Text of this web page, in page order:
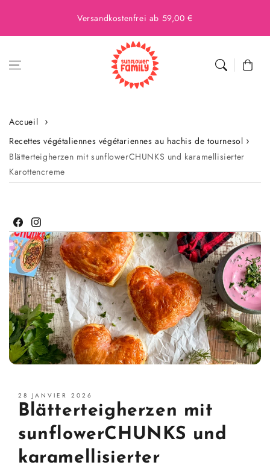
Versandkostenfrei ab 59,00 €
Panier
Accueil
Recettes végétaliennes végétariennes au hachis de tournesol
Blätterteigherzen mit sunflowerCHUNKS und karamellisierter
Karottencreme
Facebook
Instagram
28 JANVIER 2026
Blätterteigherzen mit
sunflowerCHUNKS und
karamellisierter